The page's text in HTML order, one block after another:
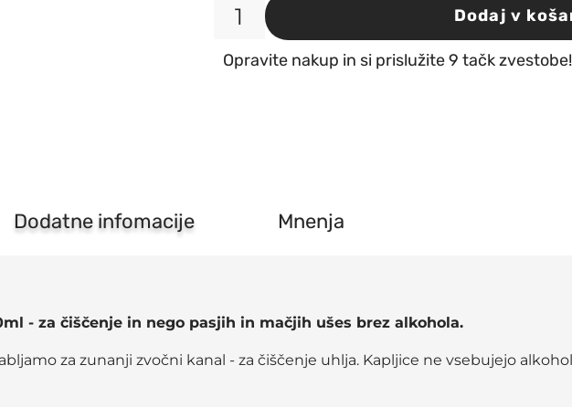
pflege
Dodaj v
Opravite nakup in si prislužite 9 tačk zvestobe!
Dodatne infomacije Mnenja
- za čiščenje in nego pasjih in mačjih ušes brez alkohola.
za zunanji zvočni kanal - za čiščenje uhlja. Kapljice ne vsebujejo